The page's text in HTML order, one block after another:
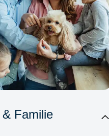
Familie